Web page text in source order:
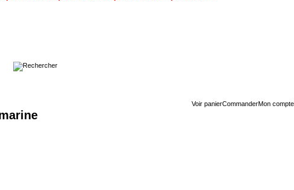
Voir panierCommanderMon compte